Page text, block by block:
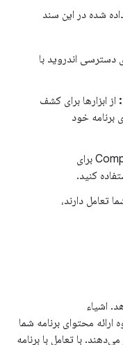
شده در این سند
دسترسی اندروید با
از ابزارها برای کشف
خود
از APIهای تست Compose برای
کنید.
تعامل دارند،
اشیاء
ارائه محتوای برنامه شما
با تعامل با برنامه